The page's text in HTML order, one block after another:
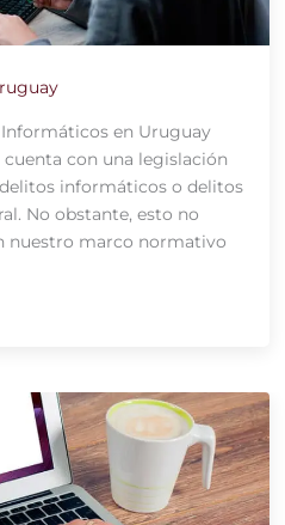
en Uruguay
con una legislación
informáticos o delitos
No obstante, esto no
nuestro marco normativo